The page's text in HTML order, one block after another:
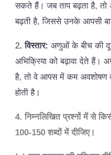
सकते हैं। जब ताप बढ़ता है,
बढ़ती है, जिससे उनके आपसी
2. विस्तार: अणुओं के बीच की
अभिक्रिया को बढ़ावा देते हैं।
है, तो वे आपस में कम अवशोषण
होती है।
4. निम्नलिखित प्रश्नों में से
100-150 शब्दों में दीजिए।